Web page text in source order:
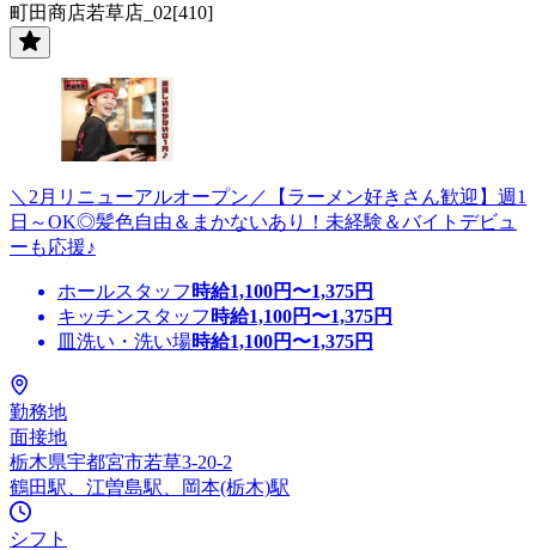
町田商店若草店_02[410]
＼2月リニューアルオープン／【ラーメン好きさん歓迎】週1
日～OK◎髪色自由＆まかないあり！未経験＆バイトデビュ
ーも応援♪
ホールスタッフ 時給1,100円〜1,375円
キッチンスタッフ 時給1,100円〜1,375円
皿洗い・洗い場時給1,100円〜1,375円
勤務地
面接地
栃木県宇都宮市若草3-20-2
鶴田駅、江曽島駅、岡本(栃木)駅
シフト